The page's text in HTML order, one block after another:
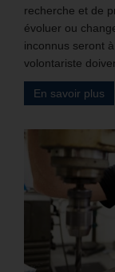
recherche et de
évoluer ou
inconnus seront
volontariste
En savoir plus